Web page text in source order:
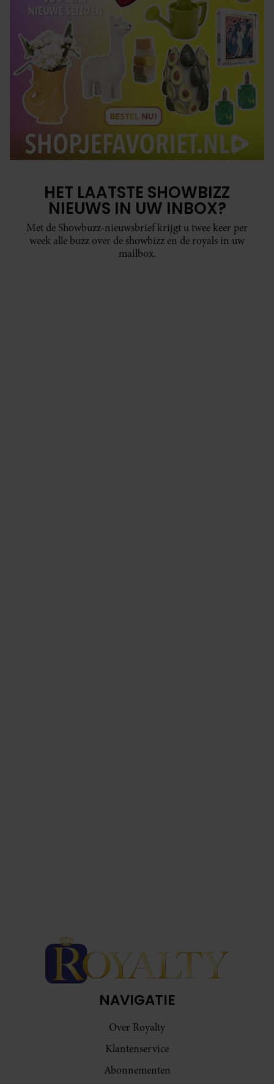
HET LAATSTE SHOWBIZZ
NIEUWS IN UW INBOX?
Met de Showbuzz-nieuwsbrief krijgt u twee keer per
week alle buzz over de showbizz en de royals in uw
mailbox.
NAVIGATIE
Over Royalty
Klantenservice
Abonnementen